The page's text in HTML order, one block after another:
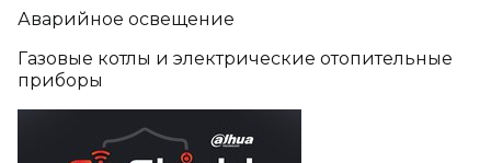
Аварийное освещение
Газовые котлы и электрические отопительные
приборы